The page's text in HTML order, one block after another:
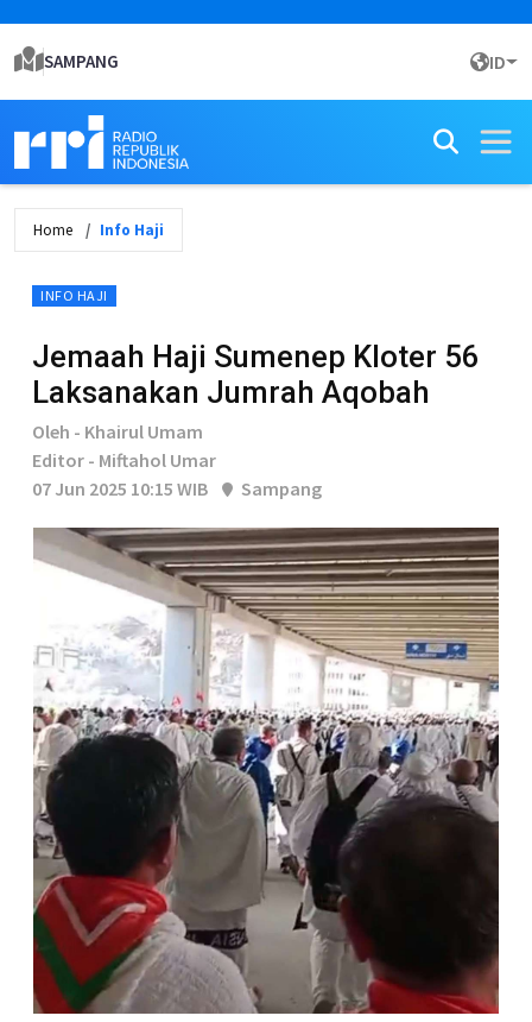
SAMPANG ID
Home Info Haji
INFO HAJI
Jemaah Haji Sumenep Kloter 56
Laksanakan Jumrah Aqobah
Oleh - Khairul Umam
Editor - Miftahol Umar
07 Jun 2025 10:15 WIB
Sampang